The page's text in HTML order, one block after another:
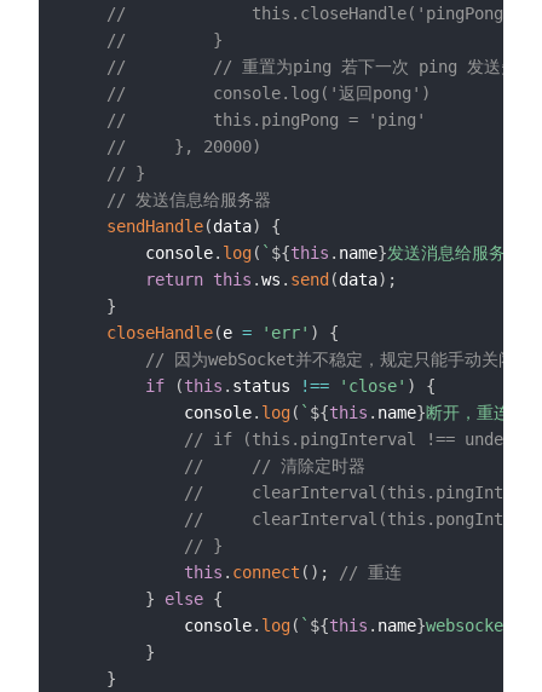
//             this.closeHandle('pingPong没有改
//         }
//         // 重置为ping 若下一次 ping 发送失败 或
//         console.log('返回pong')
//         this.pingPong = 'ping'
//     }, 20000)
// }
// 发送信息给服务器
sendHandle(data)
{
        console
. log( ` ${this . name}发送消息给服务器:
return this .ws . send (data) ;
}
closeHandle(e = 'err' )
{
// 因为webSocket并不稳定，规定只能手动关闭(
if
(this . status !== 'close' )
{
            console
. log( ` ${this . name}断开，重连
// if (this.pingInterval !==
//     // 清除定时器
//
//
// }
this . connect ( ) ;
// 重连
}
else {
            console
. log( ` ${this . name}websocket手
}
}